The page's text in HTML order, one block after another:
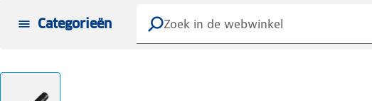
Categorieën